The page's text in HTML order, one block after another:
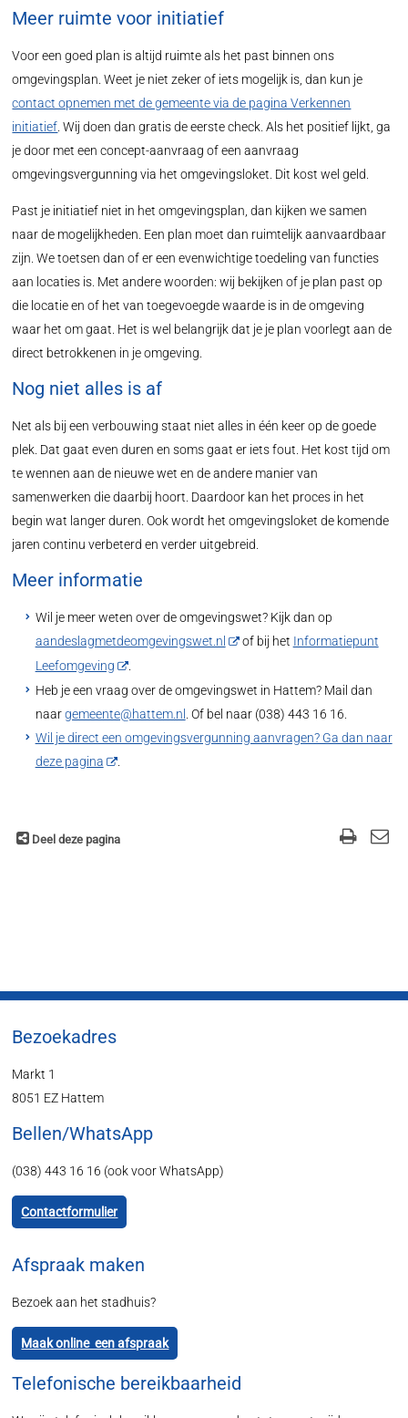
Meer ruimte voor initiatief
Voor een goed plan is altijd ruimte als het past binnen ons
omgevingsplan. Weet je niet zeker of iets mogelijk is, dan kun je
contact opnemen met de gemeente via de pagina Verkennen
initiatief . Wij doen dan gratis de eerste check. Als het positief lijkt, ga
je door met een concept-aanvraag of een aanvraag
omgevingsvergunning via het omgevingsloket. Dit kost wel geld.
Past je initiatief niet in het omgevingsplan, dan kijken we samen
naar de mogelijkheden. Een plan moet dan ruimtelijk aanvaardbaar
zijn. We toetsen dan of er een evenwichtige toedeling van functies
aan locaties is. Met andere woorden: wij bekijken of je plan past op
die locatie en of het van toegevoegde waarde is in de omgeving
waar het om gaat. Het is wel belangrijk dat je je plan voorlegt aan de
direct betrokkenen in je omgeving.
Nog niet alles is af
Net als bij een verbouwing staat niet alles in één keer op de goede
plek. Dat gaat even duren en soms gaat er iets fout. Het kost tijd om
te wennen aan de nieuwe wet en de andere manier van
samenwerken die daarbij hoort. Daardoor kan het proces in het
begin wat langer duren. Ook wordt het omgevingsloket de komende
jaren continu verbeterd en verder uitgebreid.
Meer informatie
Wil je meer weten over de omgevingswet? Kijk dan op
aandeslagmetdeomgevingswet.nl
of bij het Informatiepunt
Leefomgeving
.
Heb je een vraag over de omgevingswet in Hattem? Mail dan
naargemeente@hattem.nl
. Of bel naar (038) 443 16 16.
Wil je direct een omgevingsvergunning aanvragen? Ga dan naar
deze pagina
.
Deel deze pagina
Bezoekadres
Markt 1
8051 EZ Hattem
Bellen/WhatsApp
(038) 443 16 16 (ook voor WhatsApp)
Contactformulier
Afspraak maken
Bezoek aan het stadhuis?
Maak online een afspraak
Telefonische bereikbaarheid